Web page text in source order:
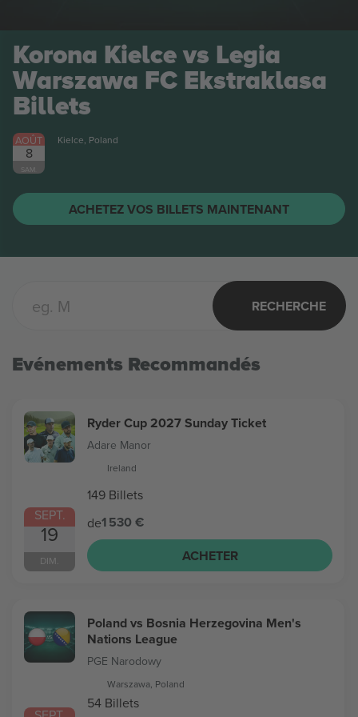
Stal Mielec vs Stal
Rzeszów 1 LigaBillets
8
SAM.
ACHETEZ VOS BILLETS MAINTENANT
RECHERCHE
Evénements Recommandés
SEPT.
19
DIM.
Ryder Cup 2027 Sunday Ticket
Adare Manor
Ireland
149 Billets
de1 530 €
ACHETER
Poland vs Bosnia Herzegovina Men's
Nations League
PGE Narodowy
Warszawa, Poland
54 Billets